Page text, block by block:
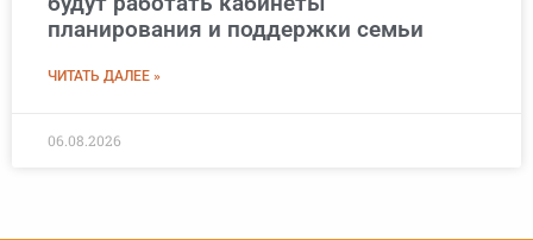
планирования и поддержки семьи
ЧИТАТЬ ДАЛЕЕ »
06.08.2026